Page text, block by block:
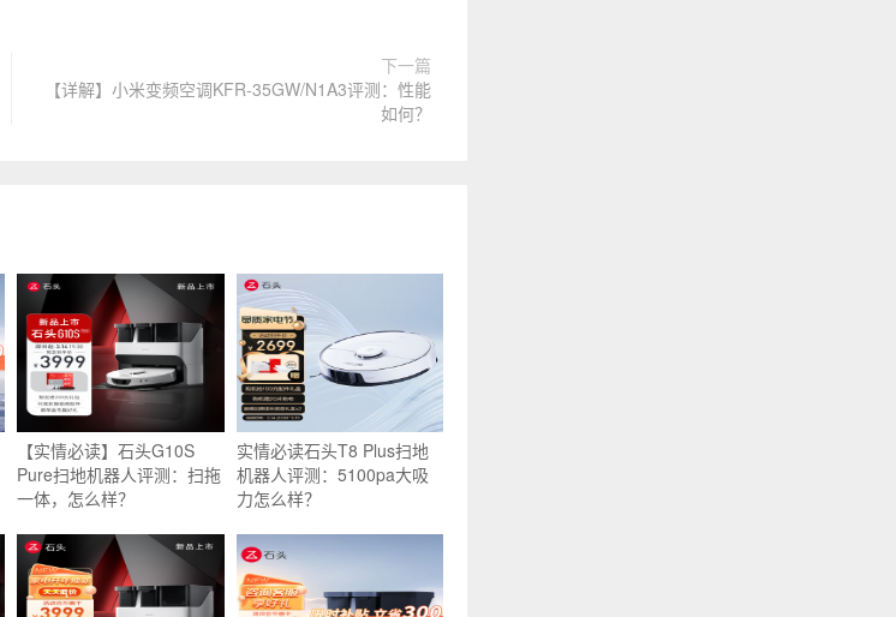
下一篇
【详解】小米变频空调KFR-35GW/N1A3评测：性能
如何？
【实情必读】石头G10S
Pure扫地机器人评测：扫拖
一体，怎么样？
实情必读石头T8 Plus扫地
机器人评测：5100pa大吸
力怎么样？